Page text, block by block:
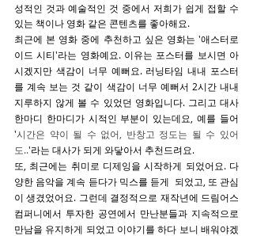
성적인 것과 예술적인 것 중에서 저희가 쉽게 접할 수
있는 책이나 영화 같은 콘텐츠를 좋아해요.
최근에 본 영화 중에 추천하고 싶은 영화는 '애스터로
이드 시티'라는 영화예요. 이유는 포스터를 보시면 아
시겠지만 색감이 너무 예뻐요. 러닝타임 내내 포스터
를 계속 보는 것 같이 색감이 너무 예뻐서 2시간 내내
지루하지 않게 볼 수 있었던 영화입니다. 그리고 대사
한마디 한마디가 시적인 부분이 있는데요, 예를 들어
'시간은 약이 될 수 없어, 반창고 정도는 될 수 있어
도..'라는 대사가 되게 와닿아서 추천드려요.
또, 최근에는 취미로 디제잉을 시작하게 되었어요. 다
양한 음악을 계속 듣다가 믹스를 듣게  되었고, 또 관심
이 생겼었어요. 그런데 결정적으로 재작년에 드림어스
컴퍼니에서 투자한 공연에서 만난분들과 지속적으로
만남을 유지하게 되었고 이야기를 하다 보니 배워야겠